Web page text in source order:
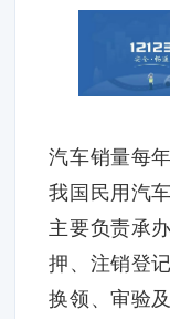
汽车销量每
我国民用汽
主要负责承
押、注销登
换领、审验